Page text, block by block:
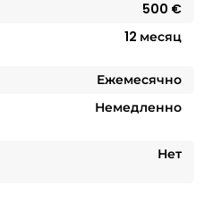
500 €
12 месяц
Ежемесячно
Немедленно
Нет